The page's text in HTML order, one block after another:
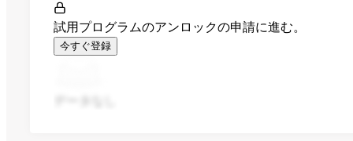
試用プログラムのアンロックの申請に進む。
今すぐ登録